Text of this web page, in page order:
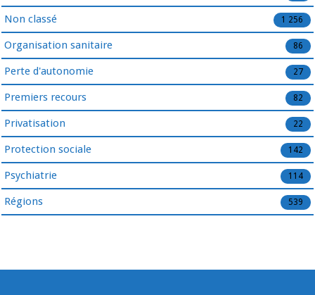
Non classé 1 256
Organisation sanitaire 86
Perte d'autonomie 27
Premiers recours 82
Privatisation 22
Protection sociale 142
Psychiatrie 114
Régions 539